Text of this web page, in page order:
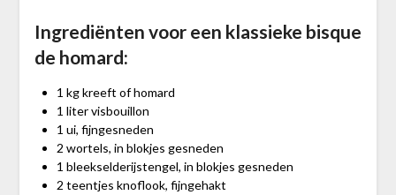
Ingrediënten voor een klassieke bisque
de homard:
1 kg kreeft of homard
1 liter visbouillon
1 ui, fijngesneden
2 wortels, in blokjes gesneden
1 bleekselderijstengel, in blokjes gesneden
2 teentjes knoflook, fijngehakt